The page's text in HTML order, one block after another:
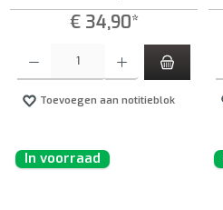
€ 34,90*
Toevoegen aan notitieblok
In voorraad